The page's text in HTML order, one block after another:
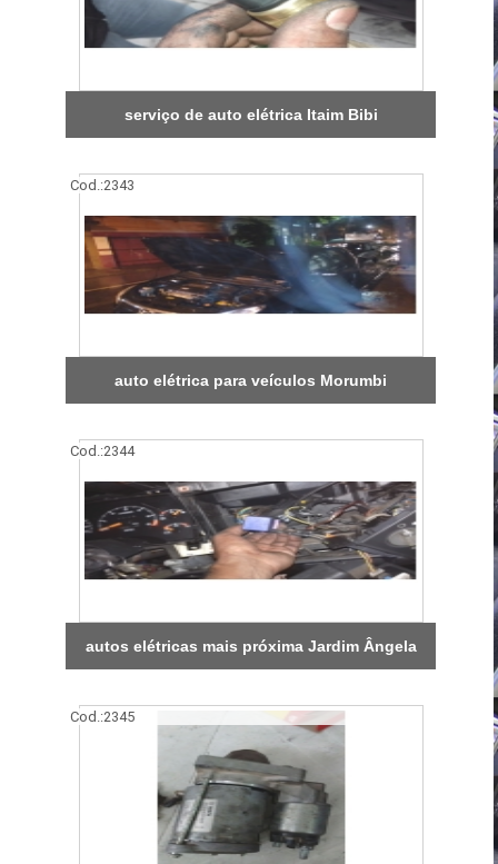
serviço de auto elétrica Itaim Bibi
Cod.:2343
auto elétrica para veículos Morumbi
Cod.:2344
autos elétricas mais próxima Jardim Ângela
Cod.:2345